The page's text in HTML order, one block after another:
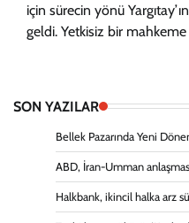
için sürecin yönü
geldi. Yetkisiz bir
SON YAZILAR
Bellek Pazarında Yeni
ABD, İran-Umman
Halkbank, ikincil halka arz